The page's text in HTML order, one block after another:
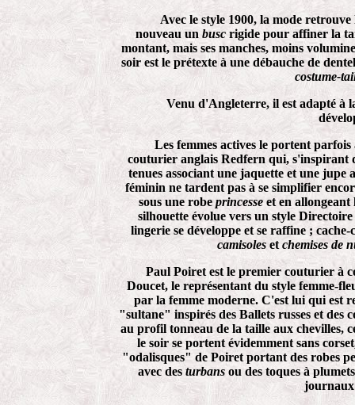
Avec le style 1900, la mode
nouveau un buscrigide pour affiner la
montant, mais ses manches, moins
soir est le prétexte à une débauche de
costume-
Venu d'Angleterre, il est adapté à
Les femmes actives le portent
couturier anglais Redfern qui, s'inspirant
tenues associant une jaquette et une
féminin ne tardent pas à se simplifier
sous une robe princesseet en allongeant
silhouette évolue vers un style
lingerie se développe et se raffine ;
camisoles et chemises de
Paul Poiret est le premier couturier à
Doucet, le représentant du style femme-
par la femme moderne. C'est lui qui est
"sultane" inspirés des Ballets russes et des
au profil tonneau de la taille aux chevilles,
le soir se portent évidemment sans
"odalisques" de Poiret portant des robes
avec des turbans ou des toques à
journaux